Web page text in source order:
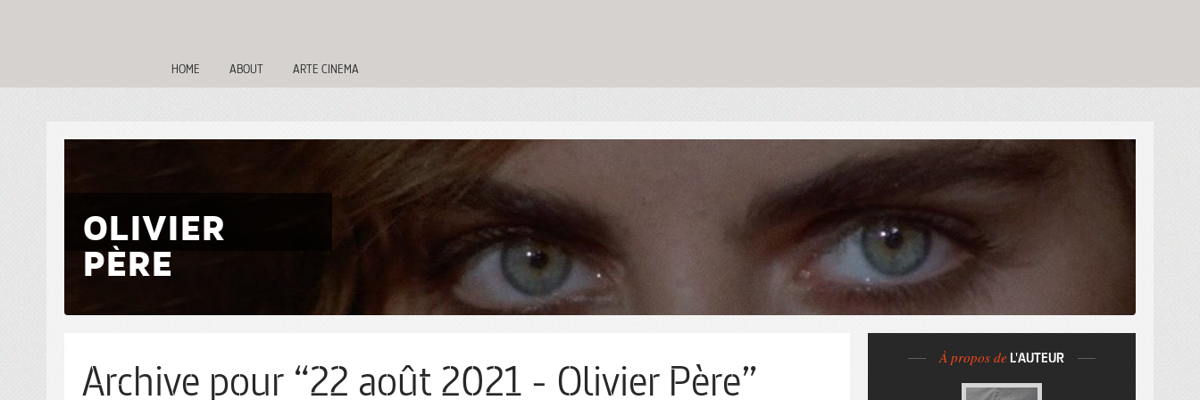
HOME ABOUT ARTE CINEMA
OLIVIER
PÈRE
Archive pour “22 août 2021 - Olivier Père” À propos de L'AUTEUR